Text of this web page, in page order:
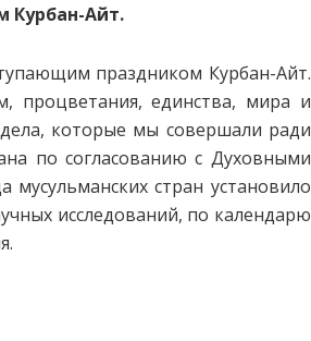
Курбан-Айт.
праздником Курбан-Айт.
процветания, единства, мира и
которые мы совершали ради
по согласованию с Духовными
мусульманских стран установило
исследований, по календарю